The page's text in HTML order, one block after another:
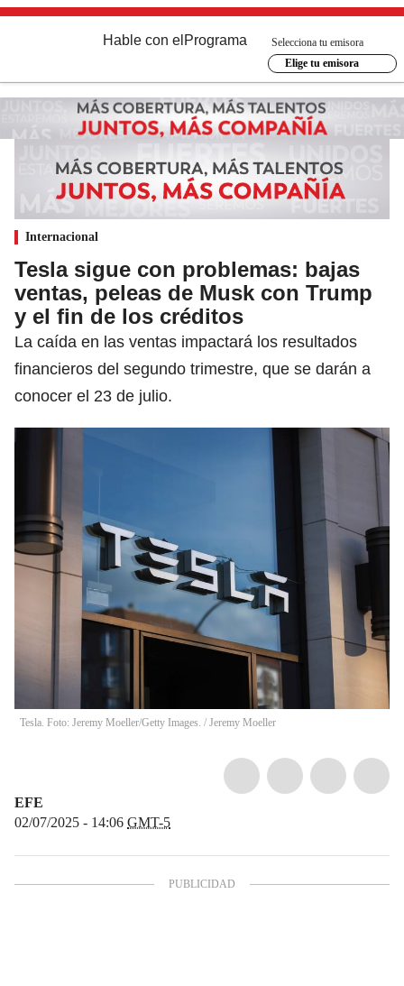
Hable con el Programa
Selecciona tu emisora
Elige tu emisora
Internacional
Tesla sigue con problemas: bajas
ventas, peleas de Musk con Trump
y el fin de los créditos
La caída en las ventas impactará los resultados
financieros del segundo trimestre, que se darán a
conocer el 23 de julio.
Tesla. Foto: Jeremy Moeller/Getty Images. / Jeremy Moeller
EFE
02/07/2025 - 14:06 GMT-5